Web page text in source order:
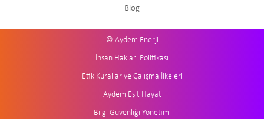
Blog
© Aydem Enerji
İnsan Hakları Politikası
Etik Kurallar ve Çalışma İlkeleri
Aydem Eşit Hayat
Bilgi Güvenliği Yönetimi